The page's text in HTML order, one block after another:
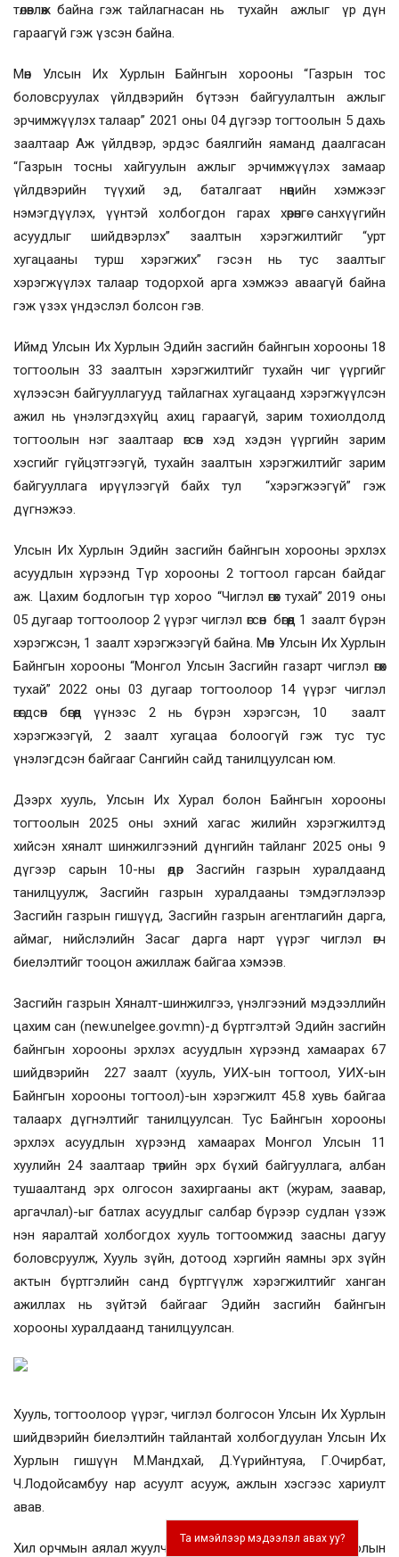
төлөвлөж байна гэж тайлагнасан нь тухайн ажлыг үр дүн
гараагүй гэж үзсэн байна.
Мөн Улсын Их Хурлын Байнгын хорооны “Газрын тос
боловсруулах үйлдвэрийн бүтээн байгуулалтын ажлыг
эрчимжүүлэх талаар” 2021 оны 04 дүгээр тогтоолын 5 дахь
заалтаар Аж үйлдвэр, эрдэс баялгийн яаманд даалгасан
“Газрын тосны хайгуулын ажлыг эрчимжүүлэх замаар
үйлдвэрийн түүхий эд, баталгаат нөөцийн хэмжээг
нэмэгдүүлэх, үүнтэй холбогдон гарах хөрөнгө санхүүгийн
асуудлыг шийдвэрлэх” заалтын хэрэгжилтийг “урт
хугацааны турш хэрэгжих” гэсэн нь тус заалтыг
хэрэгжүүлэх талаар тодорхой арга хэмжээ аваагүй байна
гэж үзэх үндэслэл болсон гэв.
Иймд Улсын Их Хурлын Эдийн засгийн байнгын хорооны 18
тогтоолын 33 заалтын хэрэгжилтийг тухайн чиг үүргийг
хүлээсэн байгууллагууд тайлагнах хугацаанд хэрэгжүүлсэн
ажил нь үнэлэгдэхүйц ахиц гараагүй, зарим тохиолдолд
тогтоолын нэг заалтаар өгсөн хэд хэдэн үүргийн зарим
хэсгийг гүйцэтгээгүй, тухайн заалтын хэрэгжилтийг зарим
байгууллага ирүүлээгүй байх тул “хэрэгжээгүй” гэж
дүгнэжээ.
Улсын Их Хурлын Эдийн засгийн байнгын хорооны эрхлэх
асуудлын хүрээнд Түр хорооны 2 тогтоол гарсан байдаг
аж. Цахим бодлогын түр хороо “Чиглэл өгөх тухай” 2019 оны
05 дугаар тогтоолоор 2 үүрэг чиглэл өгсөн бөгөөд 1 заалт бүрэн
хэрэгжсэн, 1 заалт хэрэгжээгүй байна. Мөн Улсын Их Хурлын
Байнгын хорооны “Монгол Улсын Засгийн газарт чиглэл өгөх
тухай” 2022 оны 03 дугаар тогтоолоор 14 үүрэг чиглэл
өгөгдсөн бөгөөд үүнээс 2 нь бүрэн хэрэгсэн, 10 заалт
хэрэгжээгүй, 2 заалт хугацаа болоогүй гэж тус тус
үнэлэгдсэн байгааг Сангийн сайд танилцуулсан юм.
Дээрх хууль, Улсын Их Хурал болон Байнгын хорооны
тогтоолын 2025 оны эхний хагас жилийн хэрэгжилтэд
хийсэн хяналт шинжилгээний дүнгийн тайланг 2025 оны 9
дүгээр сарын 10-ны өдөр Засгийн газрын хуралдаанд
танилцуулж, Засгийн газрын хуралдааны тэмдэглэлээр
Засгийн газрын гишүүд, Засгийн газрын агентлагийн дарга,
аймаг, нийслэлийн Засаг дарга нарт үүрэг чиглэл өгч
биелэлтийг тооцон ажиллаж байгаа хэмээв.
Засгийн газрын Хяналт-шинжилгээ, үнэлгээний мэдээллийн
цахим сан (new.unelgee.gov.mn)-д бүртгэлтэй Эдийн засгийн
байнгын хорооны эрхлэх асуудлын хүрээнд хамаарах 67
шийдвэрийн 227 заалт (хууль, УИХ-ын тогтоол, УИХ-ын
Байнгын хорооны тогтоол)-ын хэрэгжилт 45.8 хувь байгаа
талаарх дүгнэлтийг танилцуулсан. Тус Байнгын хорооны
эрхлэх асуудлын хүрээнд хамаарах Монгол Улсын 11
хуулийн 24 заалтаар төрийн эрх бүхий байгууллага, албан
тушаалтанд эрх олгосон захиргааны акт (журам, заавар,
аргачлал)-ыг батлах асуудлыг салбар бүрээр судлан үзэж
нэн яаралтай холбогдох хууль тогтоомжид заасны дагуу
боловсруулж, Хууль зүйн, дотоод хэргийн яамны эрх зүйн
актын бүртгэлийн санд бүртгүүлж хэрэгжилтийг ханган
ажиллах нь зүйтэй байгааг Эдийн засгийн байнгын
хорооны хуралдаанд танилцуулсан.
Хууль, тогтоолоор үүрэг, чиглэл болгосон Улсын Их Хурлын
шийдвэрийн биелэлтийн тайлантай холбогдуулан Улсын Их
Хурлын гишүүн М.Мандхай, Д.Үүрийнтуяа, Г.Очирбат,
Ч.Лодойсамбуу нар асуулт асууж, ажлын хэсгээс хариулт
авав.
Хил орчмын аялал жуулчлалыг хөгжүүлэх талаарх тогтоолын
Та имэйлээр мэдээлэл авах уу?